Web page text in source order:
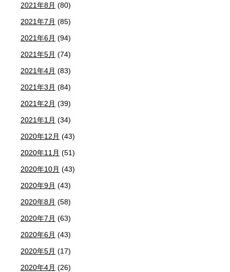
2021年8月 (80)
2021年7月 (85)
2021年6月 (94)
2021年5月 (74)
2021年4月 (83)
2021年3月 (84)
2021年2月 (39)
2021年1月 (34)
2020年12月 (43)
2020年11月 (51)
2020年10月 (43)
2020年9月 (43)
2020年8月 (58)
2020年7月 (63)
2020年6月 (43)
2020年5月 (17)
2020年4月 (26)